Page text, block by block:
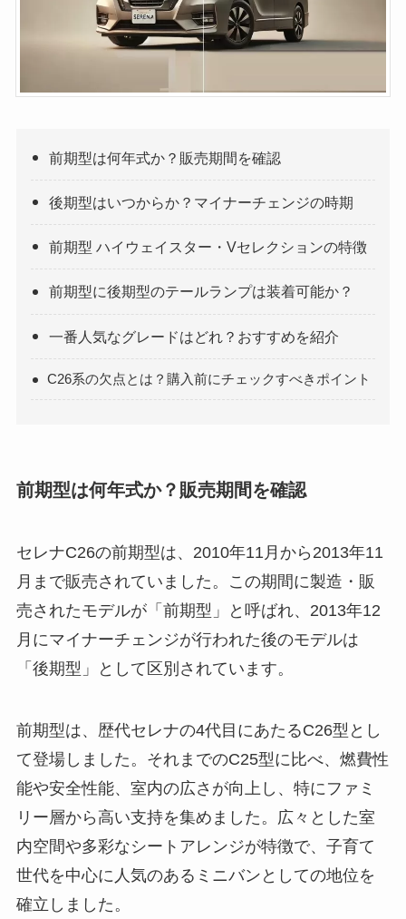
前期型は何年式か？販売期間を確認
後期型はいつからか？マイナーチェンジの時期
前期型 ハイウェイスター・Vセレクションの特徴
前期型に後期型のテールランプは装着可能か？
一番人気なグレードはどれ？おすすめを紹介
C26系の欠点とは？購入前にチェックすべきポイント
前期型は何年式か？販売期間を確認
セレナC26の前期型は、2010年11月から2013年11
月まで販売されていました。この期間に製造・販
売されたモデルが「前期型」と呼ばれ、2013年12
月にマイナーチェンジが行われた後のモデルは
「後期型」として区別されています。
前期型は、歴代セレナの4代目にあたるC26型とし
て登場しました。それまでのC25型に比べ、燃費性
能や安全性能、室内の広さが向上し、特にファミ
リー層から高い支持を集めました。広々とした室
内空間や多彩なシートアレンジが特徴で、子育て
世代を中心に人気のあるミニバンとしての地位を
確立しました。